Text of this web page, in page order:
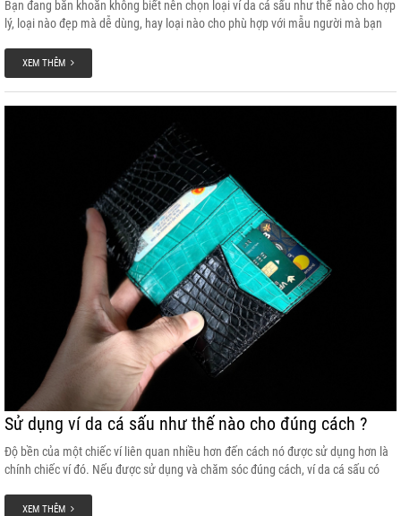
Bạn đang băn khoăn không biết nên chọn loại ví da cá sấu như thế nào cho hợp
lý, loại nào đẹp mà dễ dùng, hay loại nào cho phù hợp với mẫu người mà bạn
tiêu chí sau đây: vẻ đẹp bề ngoài, tính tiện dụng và độ bền theo thời gian.
XEM THÊM
Sử dụng ví da cá sấu như thế nào cho đúng cách ?
Độ bền của một chiếc ví liên quan nhiều hơn đến cách nó được sử dụng hơn là
chính chiếc ví đó. Nếu được sử dụng và chăm sóc đúng cách, ví da cá sấu có
XEM THÊM